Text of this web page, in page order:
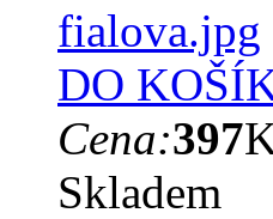
DO
Cena:397
Skladem